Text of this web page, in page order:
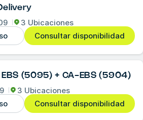
3 Ubicaciones
Consultar disponibilidad
EBS (5095) + CA-EBS (5904)
3 Ubicaciones
Consultar disponibilidad